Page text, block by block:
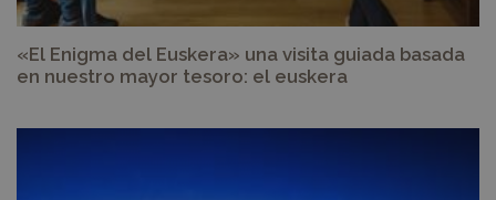
«El Enigma del Euskera» una visita guiada basada
en nuestro mayor tesoro: el euskera